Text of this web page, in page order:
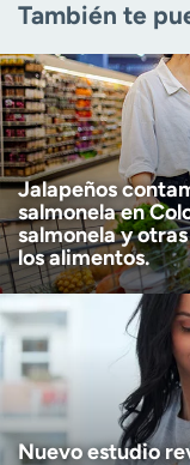
Descargo de
Tengo más de 18
Quiero recibir
Quiero recibir
También te
Jalapeños
salmonela en
salmonela y
los alimentos.
Nuevo estudio